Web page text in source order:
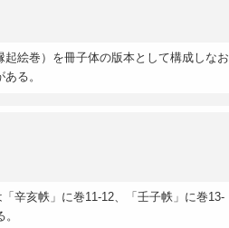
絵巻）を冊子体の版本として構成しなお
る。
辛亥帙」に巻11-12、「壬子帙」に巻13-